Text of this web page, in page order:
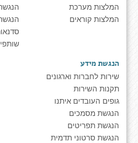
המלצות מערכת
המלצות קוראים
הנגשת מידע
שירות לחברות וארגונים
תקנות השירות
גופים העובדים איתנו
הנגשת מסמכים
הנגשת תפריטים
הנגשת סרטוני תדמית